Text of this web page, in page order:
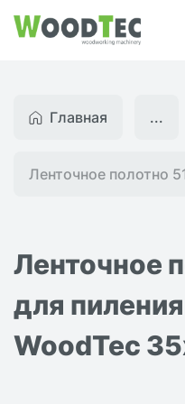
Главная
Ленточное полотно
...
Ленточное
для
WoodTec